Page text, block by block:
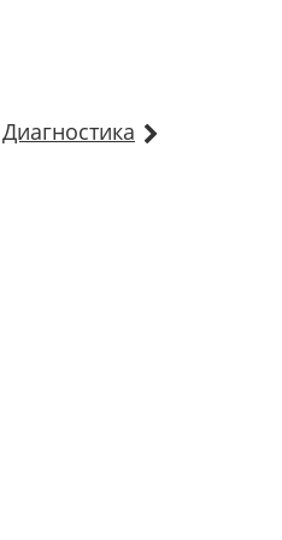
Диагностика